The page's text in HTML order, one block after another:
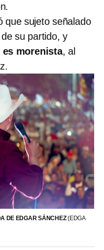
que sujeto señalado
su partido, y
es morenista, al
DE EDGAR SÁNCHEZ(EDGA